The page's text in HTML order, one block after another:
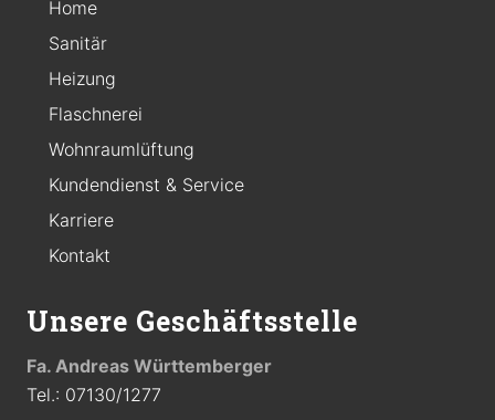
Home
Sanitär
Heizung
Flaschnerei
Wohnraumlüftung
Kundendienst & Service
Karriere
Kontakt
Unsere Geschäftsstelle
Fa. Andreas Württemberger
Tel.: 07130/1277